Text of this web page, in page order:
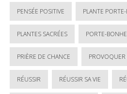
PENSÉE POSITIVE PLANTE
PLANTES SACRÉES PORTE-
PRIÈRE DE CHANCE PROVOQUER
RÉUSSIR RÉUSSIR SA VIE